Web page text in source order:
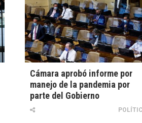
Cámara aprobó informe por
manejo de la pandemia por
parte del Gobierno